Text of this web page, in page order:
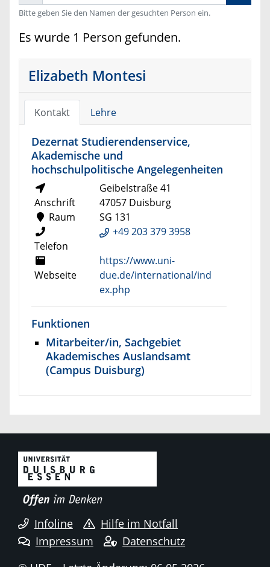
Bitte geben Sie den Namen der gesuchten Person ein.
Es wurde 1 Person gefunden.
Elizabeth Montesi
Kontakt Lehre
Dezernat Studierendenservice,
Akademische und
hochschulpolitische Angelegenheiten
Anschrift
Geibelstraße 41
47057 Duisburg
Raum
SG 131
Telefon
+49 203 379 3958
Webseite
https://www.uni-
due.de/international/ind
ex.php
Funktionen
Mitarbeiter/in, Sachgebiet
Akademisches Auslandsamt
(Campus Duisburg)
Infoline
Hilfe im Notfall
Impressum
Datenschutz